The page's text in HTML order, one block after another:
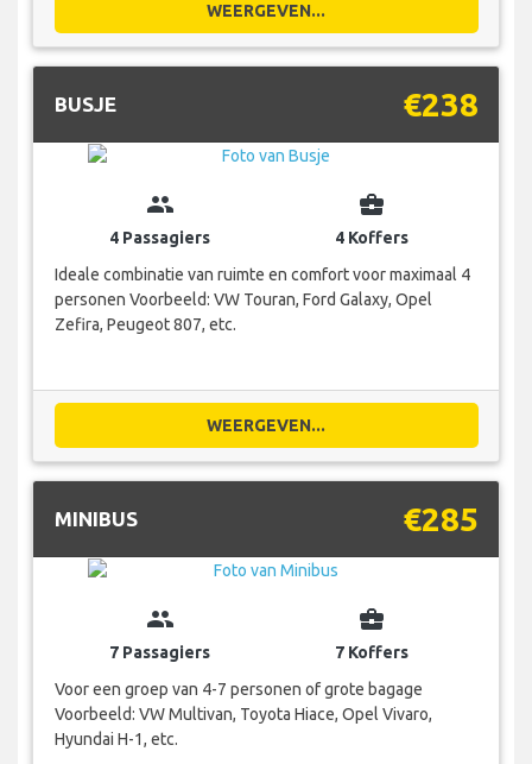
WEERGEVEN...
BUSJE €238
group
4 Passagiers
business_center
4 Koffers
Ideale combinatie van ruimte en comfort voor maximaal 4
personen Voorbeeld: VW Touran, Ford Galaxy, Opel
Zefira, Peugeot 807, etc.
WEERGEVEN...
MINIBUS €285
group
7 Passagiers
business_center
7 Koffers
Voor een groep van 4-7 personen of grote bagage
Voorbeeld: VW Multivan, Toyota Hiace, Opel Vivaro,
Hyundai H-1, etc.